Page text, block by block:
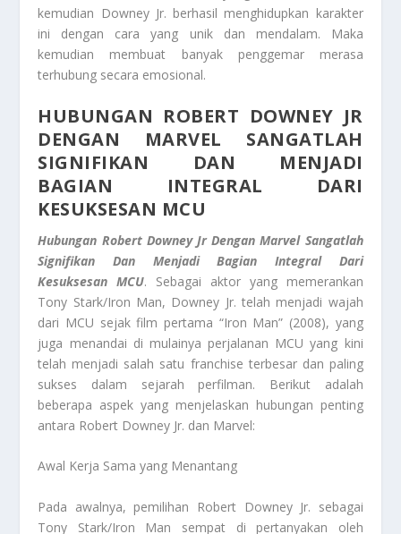
kemudian Downey Jr. berhasil menghidupkan karakter
ini dengan cara yang unik dan mendalam. Maka
kemudian membuat banyak penggemar merasa
terhubung secara emosional.
HUBUNGAN ROBERT DOWNEY JR
DENGAN MARVEL SANGATLAH
SIGNIFIKAN DAN MENJADI
BAGIAN INTEGRAL DARI
KESUKSESAN MCU
Hubungan Robert Downey Jr Dengan Marvel Sangatlah
Signifikan Dan Menjadi Bagian Integral Dari
Kesuksesan MCU. Sebagai aktor yang memerankan
Tony Stark/Iron Man, Downey Jr. telah menjadi wajah
dari MCU sejak film pertama “Iron Man” (2008), yang
juga menandai di mulainya perjalanan MCU yang kini
telah menjadi salah satu franchise terbesar dan paling
sukses dalam sejarah perfilman. Berikut adalah
beberapa aspek yang menjelaskan hubungan penting
antara Robert Downey Jr. dan Marvel:
Awal Kerja Sama yang Menantang
Pada awalnya, pemilihan Robert Downey Jr. sebagai
Tony Stark/Iron Man sempat di pertanyakan oleh